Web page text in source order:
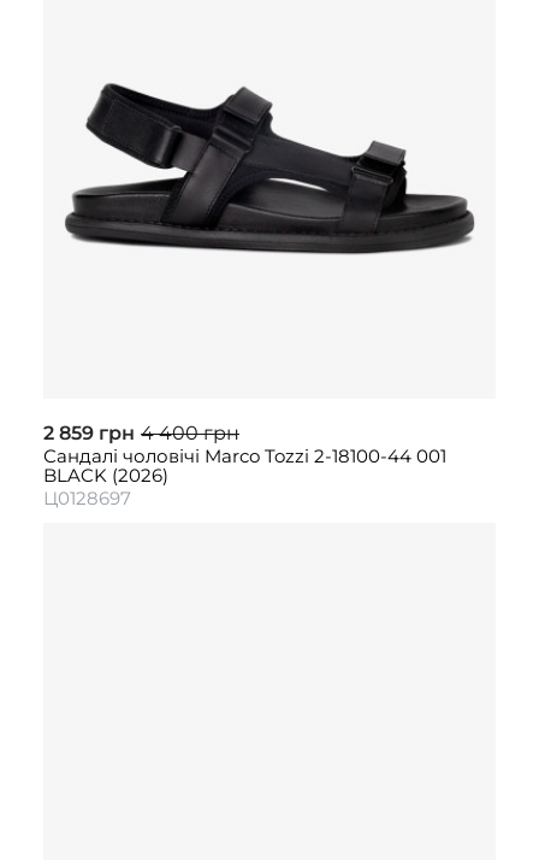
2 859 грн 4 400 грн
Сандалі чоловічі Marco Tozzi 2-18100-44 001
BLACK (2026)
Ц0128697